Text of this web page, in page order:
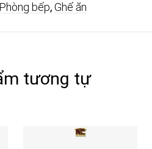
Phòng bếp,Ghế ăn
tương tự